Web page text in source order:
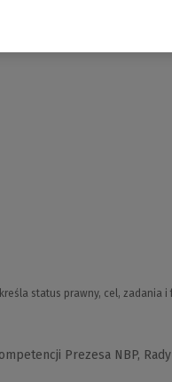
status prawny, cel,
Prezesa NBP,